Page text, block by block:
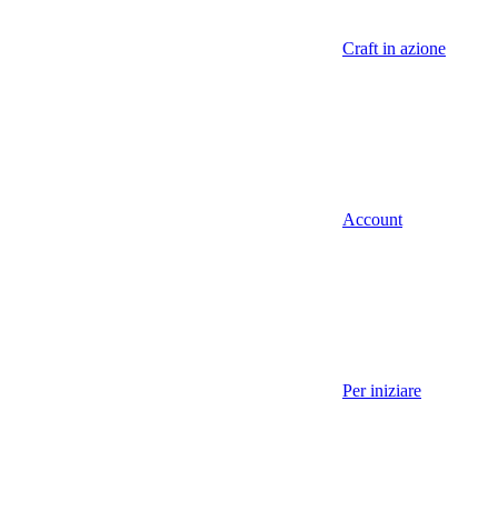
Craft in azione
Account
Per iniziare